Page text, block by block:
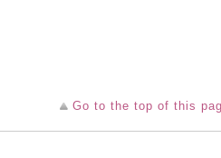
Go to the top of this